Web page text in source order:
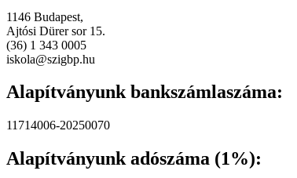
1146 Budapest,
Ajtósi Dürer sor 15.
(36) 1 343 0005
iskola@szigbp.hu
Alapítványunk bankszámlaszáma:
11714006-20250070
Alapítványunk adószáma (1%):